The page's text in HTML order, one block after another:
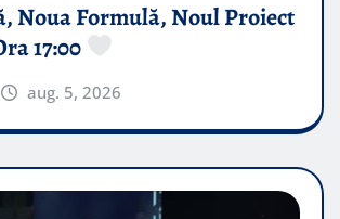
Noua Formulă, Noul Proiect
17:00
aug. 5, 2026